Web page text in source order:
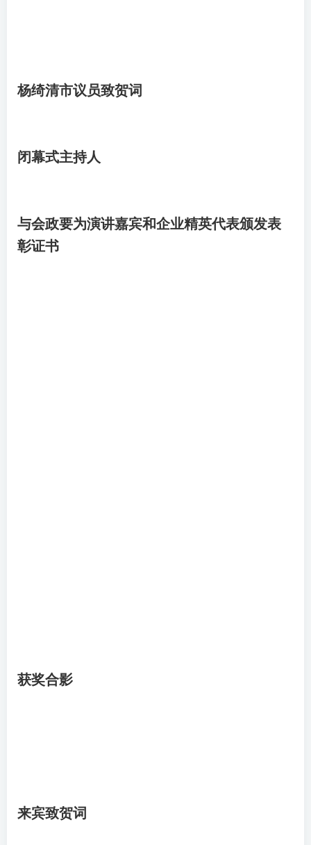
杨绮清市议员致贺词
闭幕式主持人
与会政要为演讲嘉宾和企业精英代表颁发表
彰证书
获奖合影
来宾致贺词